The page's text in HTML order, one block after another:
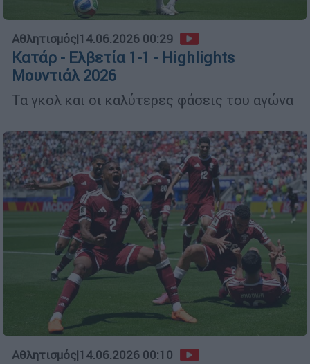
Αθλητισμός|14.06.2026 00:29
Κατάρ - Ελβετία 1-1 - Highlights
Μουντιάλ 2026
Τα γκολ και οι καλύτερες φάσεις του αγώνα
Αθλητισμός|14.06.2026 00:10